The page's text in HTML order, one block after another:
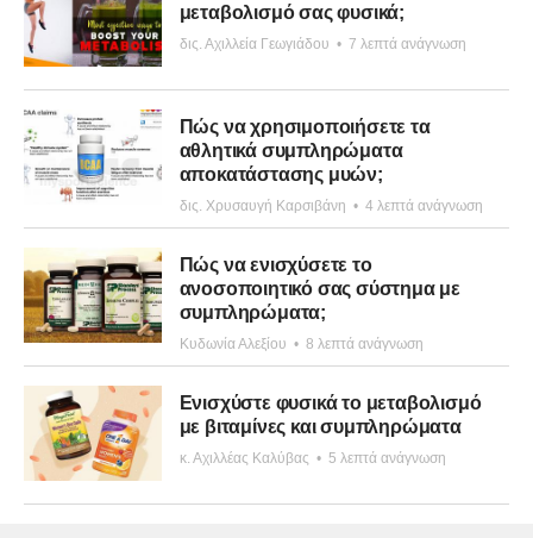
μεταβολισμό σας φυσικά;
δις. Αχιλλεία Γεωγιάδου • 7 λεπτά ανάγνωση
Πώς να χρησιμοποιήσετε τα
αθλητικά συμπληρώματα
αποκατάστασης μυών;
δις. Χρυσαυγή Καρσιβάνη • 4 λεπτά ανάγνωση
Πώς να ενισχύσετε το
ανοσοποιητικό σας σύστημα με
συμπληρώματα;
Κυδωνία Αλεξίου • 8 λεπτά ανάγνωση
Ενισχύστε φυσικά το μεταβολισμό
με βιταμίνες και συμπληρώματα
κ. Αχιλλέας Καλύβας • 5 λεπτά ανάγνωση